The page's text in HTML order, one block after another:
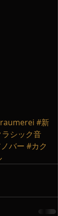
#新
シック音
バー #カク